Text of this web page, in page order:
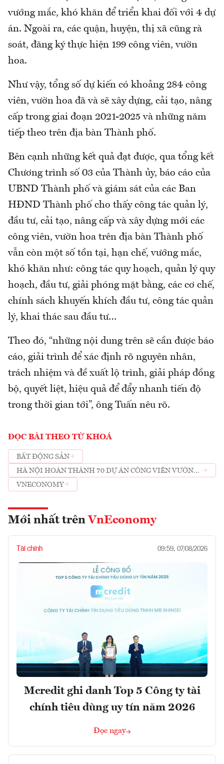
vướng mắc, khó khăn để triển khai đối với 4 dự
án. Ngoài ra, các quận, huyện, thị xã cũng rà
soát, đăng ký thực hiện 199 công viên, vườn
hoa.
Như vậy, tổng số dự kiến có khoảng 284 công
viên, vườn hoa đã và sẽ xây dựng, cải tạo, nâng
cấp trong giai đoạn 2021-2025 và những năm
tiếp theo trên địa bàn Thành phố.
Bên cạnh những kết quả đạt được, qua tổng kết
Chương trình số 03 của Thành ủy, báo cáo của
UBND Thành phố và giám sát của các Ban
HĐND Thành phố cho thấy công tác quản lý,
đầu tư, cải tạo, nâng cấp và xây dựng mới các
công viên, vườn hoa trên địa bàn Thành phố
vẫn còn một số tồn tại, hạn chế, vướng mắc,
khó khăn như: công tác quy hoạch, quản lý quy
hoạch, đầu tư, giải phóng mặt bằng, các cơ chế,
chính sách khuyến khích đầu tư, công tác quản
lý, khai thác sau đầu tư…
Theo đó, “những nội dung trên sẽ cần được báo
cáo, giải trình để xác định rõ nguyên nhân,
trách nhiệm và đề xuất lộ trình, giải pháp đồng
bộ, quyết liệt, hiệu quả để đẩy nhanh tiến độ
trong thời gian tới”, ông Tuấn nêu rõ.
ĐỌC BÀI THEO TỪ KHOÁ
BẤT ĐỘNG SẢN
HÀ NỘI HOÀN THÀNH 70 DỰ ÁN CÔNG VIÊN VƯỜN
HOA
VNECONOMY
Mới nhất trên VnEconomy
Tài chính 09:59, 07/08/2026
Mcredit ghi danh Top 5 Công ty tài
chính tiêu dùng uy tín năm 2026
Đọc ngay